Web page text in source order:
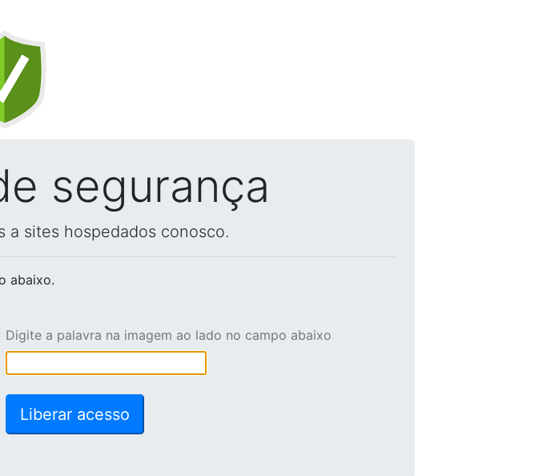
segurança
a sites hospedados conosco.
abaixo.
Digite a palavra na imagem ao lado no campo abaixo